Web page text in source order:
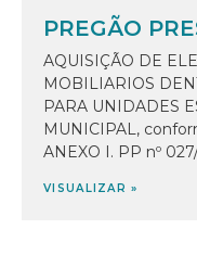
PREGÃO
AQUISIÇÃO DE
MOBILIARIOS
PARA UNIDADES
MUNICIPAL,
ANEXO I. PP nº
VISUALIZAR »